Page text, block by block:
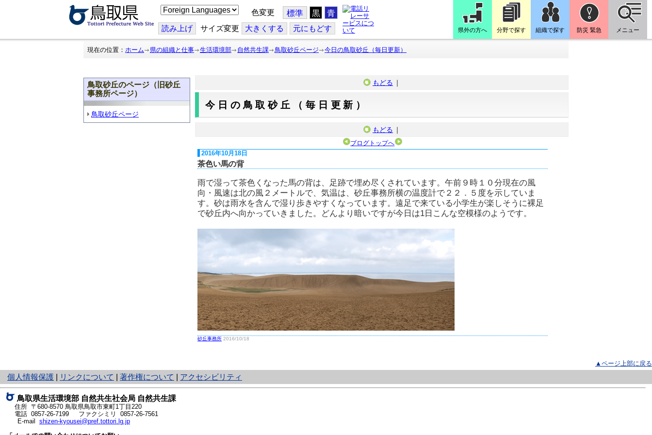
こ
の
ジ
を
翻
色変更 標準 黒 青
読み上げ サイズ変更 大きくする 元にもどす 県外の方へ 分野で探す 組織で探す 防災 緊急 メニュー
現在の位置： ホーム 県の組織と仕事 生活環境部 自然共生課 鳥取砂丘ページ 今日の鳥取砂丘（毎日更新）
鳥取砂丘のページ（旧砂丘
事務所ページ）
鳥取砂丘ページ
もどる ｜
今日の鳥取砂丘（毎日更新）
もどる ｜
ブログトップへ
2016年10月18日
茶色い馬の背
雨で湿って茶色くなった馬の背は、足跡で埋め尽くされています。午前９時１０分現在の風
向・風速は北の風２メートルで、気温は、砂丘事務所横の温度計で２２．５度を示していま
す。砂は雨水を含んで湿り歩きやすくなっています。遠足で来ている小学生が楽しそうに裸足
で砂丘内へ向かっていきました。どんより暗いですが今日は1日こんな空模様のようです。
砂丘事務所 2016/10/18
▲ページ上部に戻る
個人情報保護
と
り
ネ
ッ
ト
へ
の
リンクについて 著作権について アクセシビリティ
鳥取県生活環境部 自然共生社会局 自然共生課
住所 〒680-8570 鳥取県鳥取市東町1丁目220
電話 0857-26-7199
ファクシミリ 0857-26-7561
E-mail shizen-kyousei@pref.tottori.lg.jp